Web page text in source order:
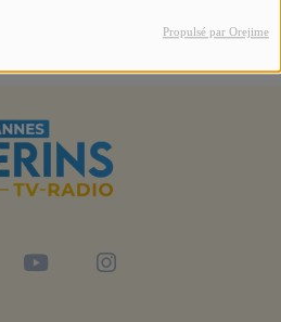
Propulsé par Orejime